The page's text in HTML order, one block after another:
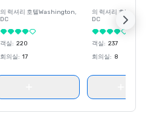
의 럭셔리 호텔Washington,
DC
객실: 220
회의실: 17
의 럭셔리 호텔
DC
객실: 237
회의실: 8